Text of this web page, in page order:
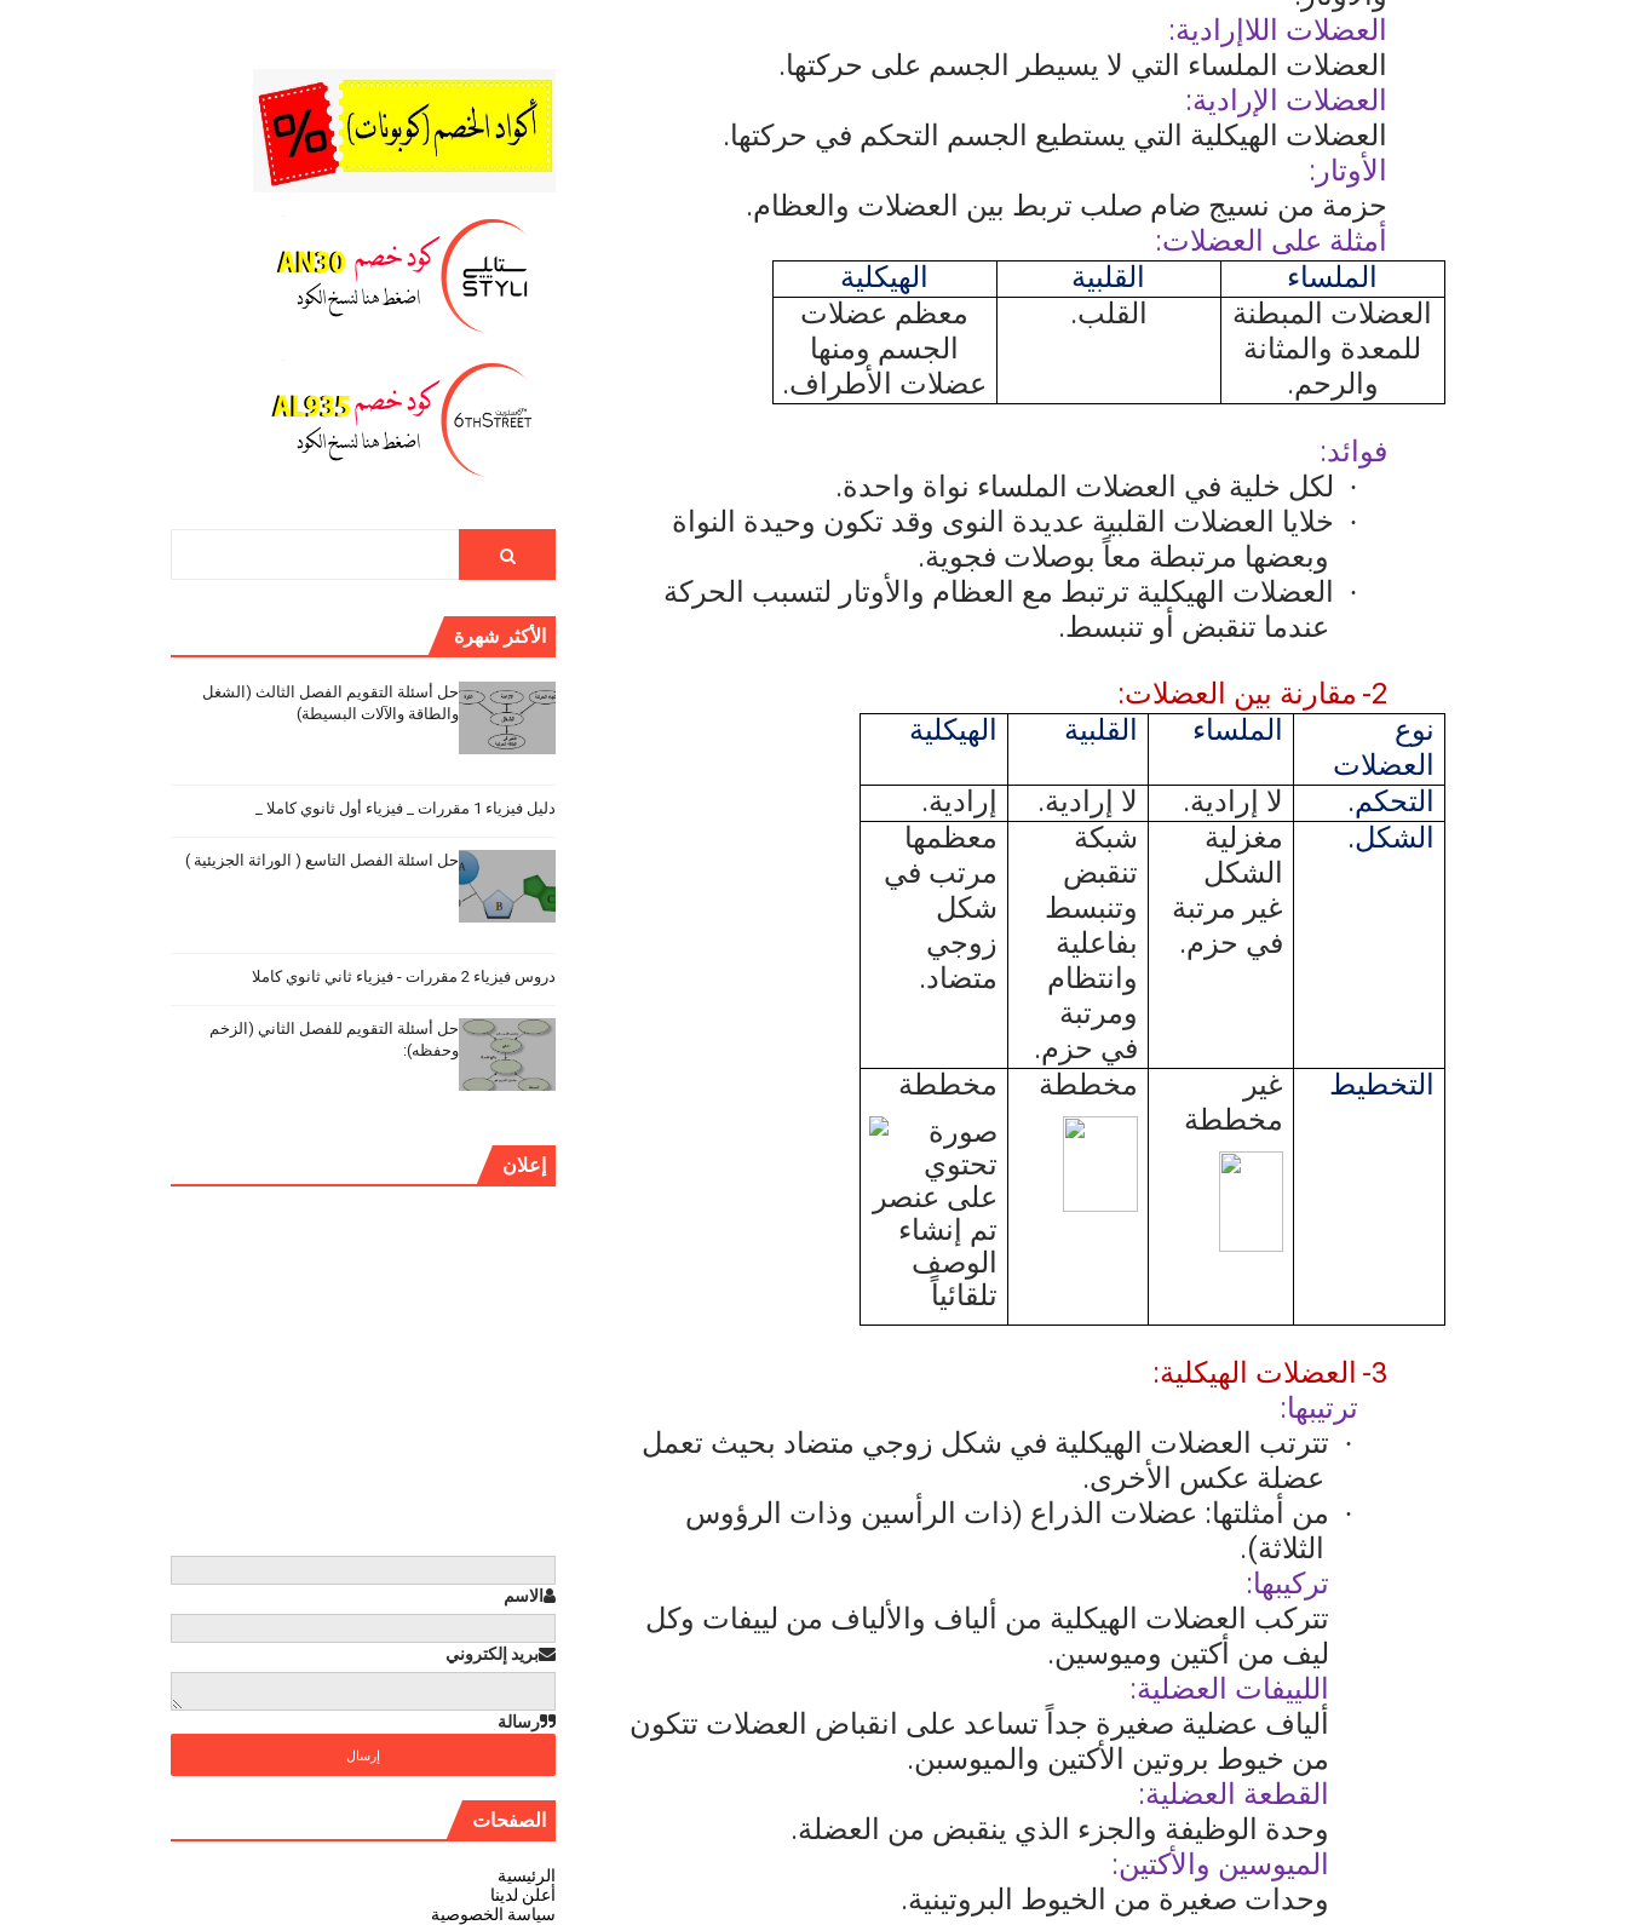
العضلات اللاإرادية:
العضلات الملساء التي لا يسيطر الجسم على حركتها.
العضلات الإرادية:
العضلات الهيكلية التي يستطيع الجسم التحكم في حركتها.
الأوتار:
حزمة من نسيج ضام صلب تربط بين العضلات والعظام.
أمثلة على العضلات:
الملساء
القلبية
الهيكلية
العضلات المبطنة
للمعدة والمثانة
والرحم.
القلب.
معظم عضلات
الجسم ومنها
عضلات الأطراف.
فوائد:
· لكل خلية في العضلات الملساء نواة واحدة.
·
خلايا العضلات القلبية عديدة النوى وقد تكون وحيدة النواة
وبعضها مرتبطة معاً بوصلات فجوية.
·
العضلات الهيكلية ترتبط مع العظام والأوتار لتسبب الحركة
عندما تنقبض أو تنبسط.
2- مقارنة بين العضلات:
نوع
العضلات
الملساء القلبية الهيكلية
التحكم. لا إرادية. لا إرادية.
إرادية.
الشكل.
مغزلية
الشكل
غير مرتبة
في حزم.
شبكة
تنقبض
وتنبسط
بفاعلية
وانتظام
ومرتبة
في حزم.
معظمها
مرتب في
شكل
زوجي
متضاد.
التخطيط
غير
مخططة
مخططة مخططة
3-
العضلات الهيكلية:
ترتيبها:
· تترتب العضلات الهيكلية في شكل زوجي متضاد بحيث تعمل
عضلة عكس الأخرى.
·
من أمثلتها: عضلات الذراع (ذات الرأسين وذات الرؤوس
الثلاثة).
تركيبها:
تتركب العضلات الهيكلية من ألياف والألياف من لييفات وكل
ليف من أكتين وميوسين.
اللييفات العضلية:
ألياف عضلية صغيرة جداً تساعد على انقباض العضلات تتكون
من خيوط بروتين الأكتين والميوسبن.
القطعة العضلية:
وحدة الوظيفة والجزء الذي ينقبض من العضلة.
الميوسين والأكتين:
وحدات صغيرة من الخيوط البروتينية.
الأكثر شهرة
حل أسئلة التقويم الفصل الثالث (الشغل
والطاقة والآلات البسيطة)
دليل فيزياء 1 مقررات _ فيزياء أول ثانوي كاملا _
حل اسئلة الفصل التاسع ( الوراثة الجزيئية )
دروس فيزياء 2 مقررات - فيزياء ثاني ثانوي كاملا
حل أسئلة التقويم للفصل الثاني (الزخم
وحفظه):
إعلان
الاسم
بريد إلكتروني
رسالة
الصفحات
الرئيسية
أعلن لدينا
سياسة الخصوصية